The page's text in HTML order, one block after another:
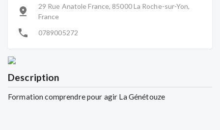
Description
Formation comprendre pour agir La Génétouze
29 Rue Anatole France, 85000 La Roche-sur-Yon,
France
0789005272